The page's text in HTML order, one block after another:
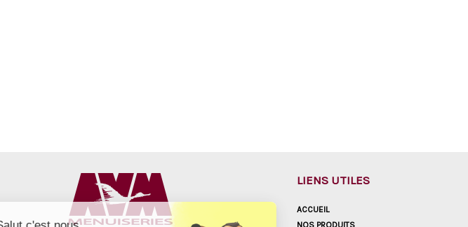
LIENS UTILES
ACCUEIL
NOS PRODUITS